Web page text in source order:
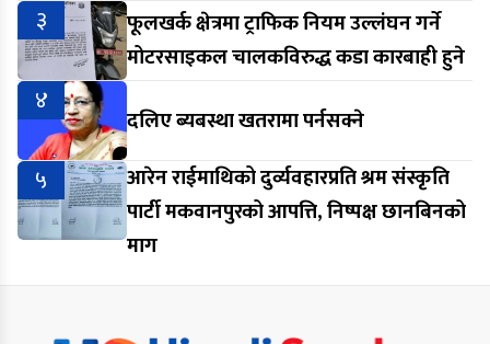
३
फूलखर्क क्षेत्रमा ट्राफिक नियम उल्लंघन गर्ने
मोटरसाइकल चालकविरुद्ध कडा कारबाही हुने
४
दलिए ब्यबस्था खतरामा पर्नसक्ने
५
आरेन राईमाथिको दुर्व्यवहारप्रति श्रम संस्कृति
पार्टी मकवानपुरको आपत्ति, निष्पक्ष छानबिनको
माग